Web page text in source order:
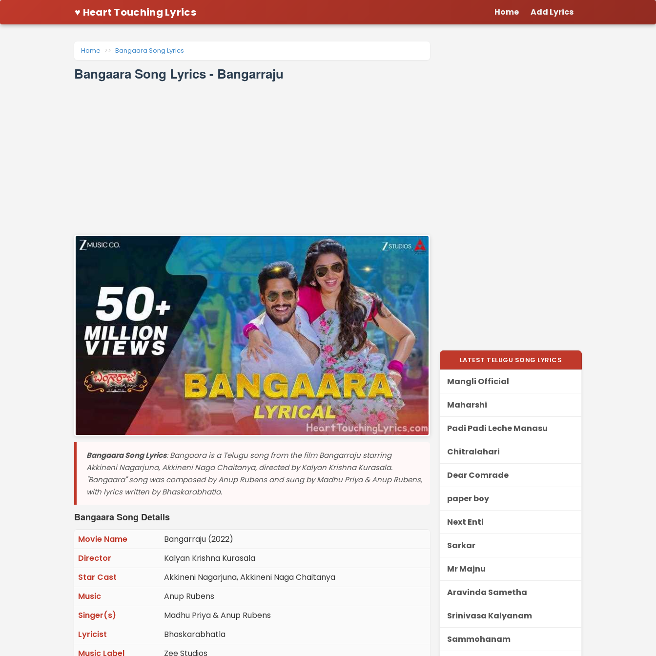
♥ Heart Touching Lyrics Home Add Lyrics
Home Bangaara Song Lyrics
Bangaara Song Lyrics - Bangarraju
Bangaara Song Lyrics: Bangaara is a Telugu song from the film Bangarraju starring
Akkineni Nagarjuna, Akkineni Naga Chaitanya, directed by Kalyan Krishna Kurasala.
"Bangaara" song was composed by Anup Rubens and sung by Madhu Priya & Anup Rubens,
with lyrics written by Bhaskarabhatla.
Bangaara Song Details
Movie Name
Bangarraju (2022)
Director
Kalyan Krishna Kurasala
Star Cast
Akkineni Nagarjuna, Akkineni Naga Chaitanya
Music
Anup Rubens
Singer(s)
Madhu Priya & Anup Rubens
Lyricist
Bhaskarabhatla
Music Label
Zee Studios
LATEST TELUGU SONG LYRICS
Mangli Official
Maharshi
Padi Padi Leche Manasu
Chitralahari
Dear Comrade
paper boy
Next Enti
Sarkar
Mr Majnu
Aravinda Sametha
Srinivasa Kalyanam
Sammohanam